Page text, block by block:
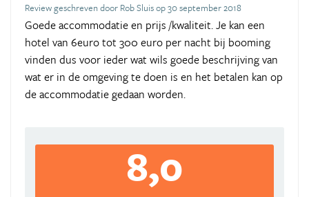
Review geschreven door Rob Sluis op 30 september 2018
Goede accommodatie en prijs /kwaliteit. Je kan een
hotel van 6euro tot 300 euro per nacht bij booming
vinden dus voor ieder wat wils goede beschrijving van
wat er in de omgeving te doen is en het betalen kan op
de accommodatie gedaan worden.
8,0